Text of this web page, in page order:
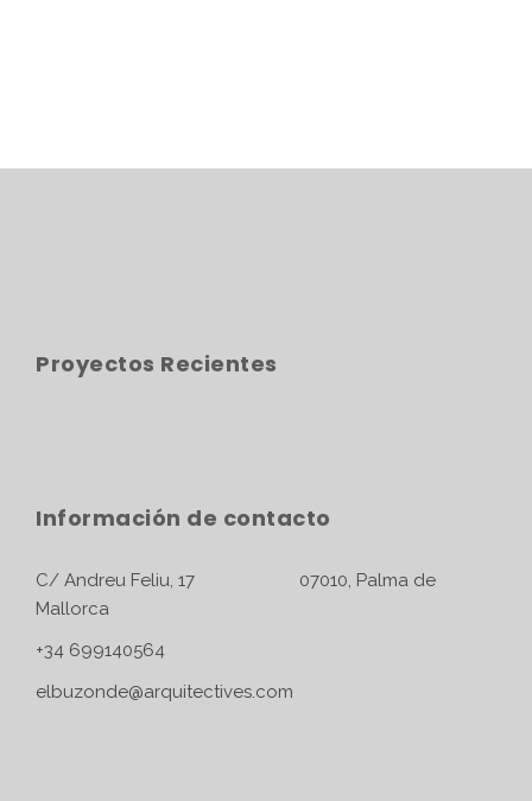
Proyectos Recientes
Información de contacto
C/ Andreu Feliu, 17 07010, Palma de
Mallorca
+34 699140564
elbuzonde@arquitectives.com